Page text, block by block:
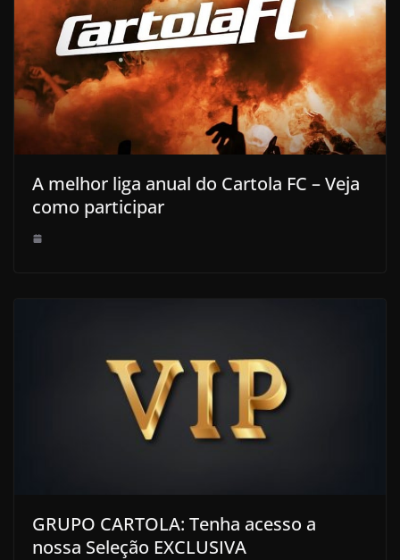
A melhor liga anual do Cartola FC – Veja
como participar
GRUPO CARTOLA: Tenha acesso a
nossa Seleção EXCLUSIVA